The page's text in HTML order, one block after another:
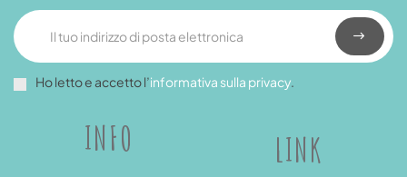
INFO LINK
Ho letto e accetto l’informativa sulla privacy.